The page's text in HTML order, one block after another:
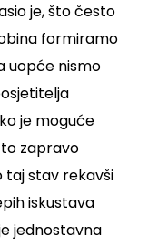
je, što često
formiramo
uopće nismo
je moguće
zapravo
taj stav rekavši
iskustava
jednostavna